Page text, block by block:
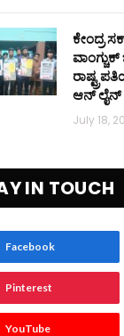
ಕೇಂದ್ರ
ಆನ್‌ ಲೈನ್
July 18,
IN TOUCH
Facebook
Pinterest
YouTube